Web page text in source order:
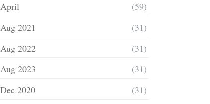
April
(59)
Aug 2021
(31)
Aug 2022
(31)
Aug 2023
(31)
Dec 2020
(31)